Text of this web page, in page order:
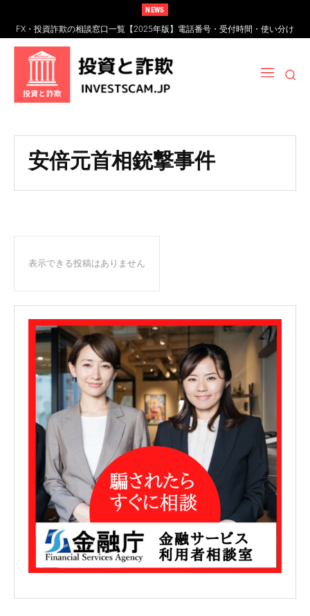
NEWS
FX・投資詐欺の相談窓口一覧【2025年版】電話番号・受付時間・使い分け
完全ガイド
安倍元首相銃撃事件
表示できる投稿はありません